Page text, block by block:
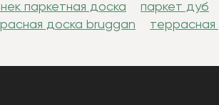
паркетная доска паркет дуб
доска bruggan террасная